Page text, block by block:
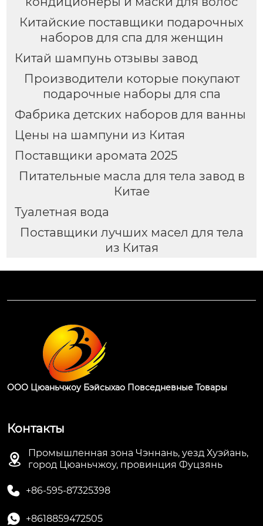
для отелей и SPA
Китайские поставщики подарочных
наборов для спа для женщин
Китай шампунь отзывы завод
Производители которые покупают
подарочные наборы для спа
Фабрика детских наборов для ванны
Цены на шампуни из Китая
Поставщики аромата 2025
Питательные масла для тела завод в
Китае
Туалетная вода
Поставщики лучших масел для тела
из Китая
ООО Цюаньчжоу Бэйсыхао Повседневные Товары
Контакты

Промышленная зона Чэннань, уезд Хуэйань,
город Цюаньчжоу, провинция Фуцзянь
 +86-595-87325398
 +8618859472505